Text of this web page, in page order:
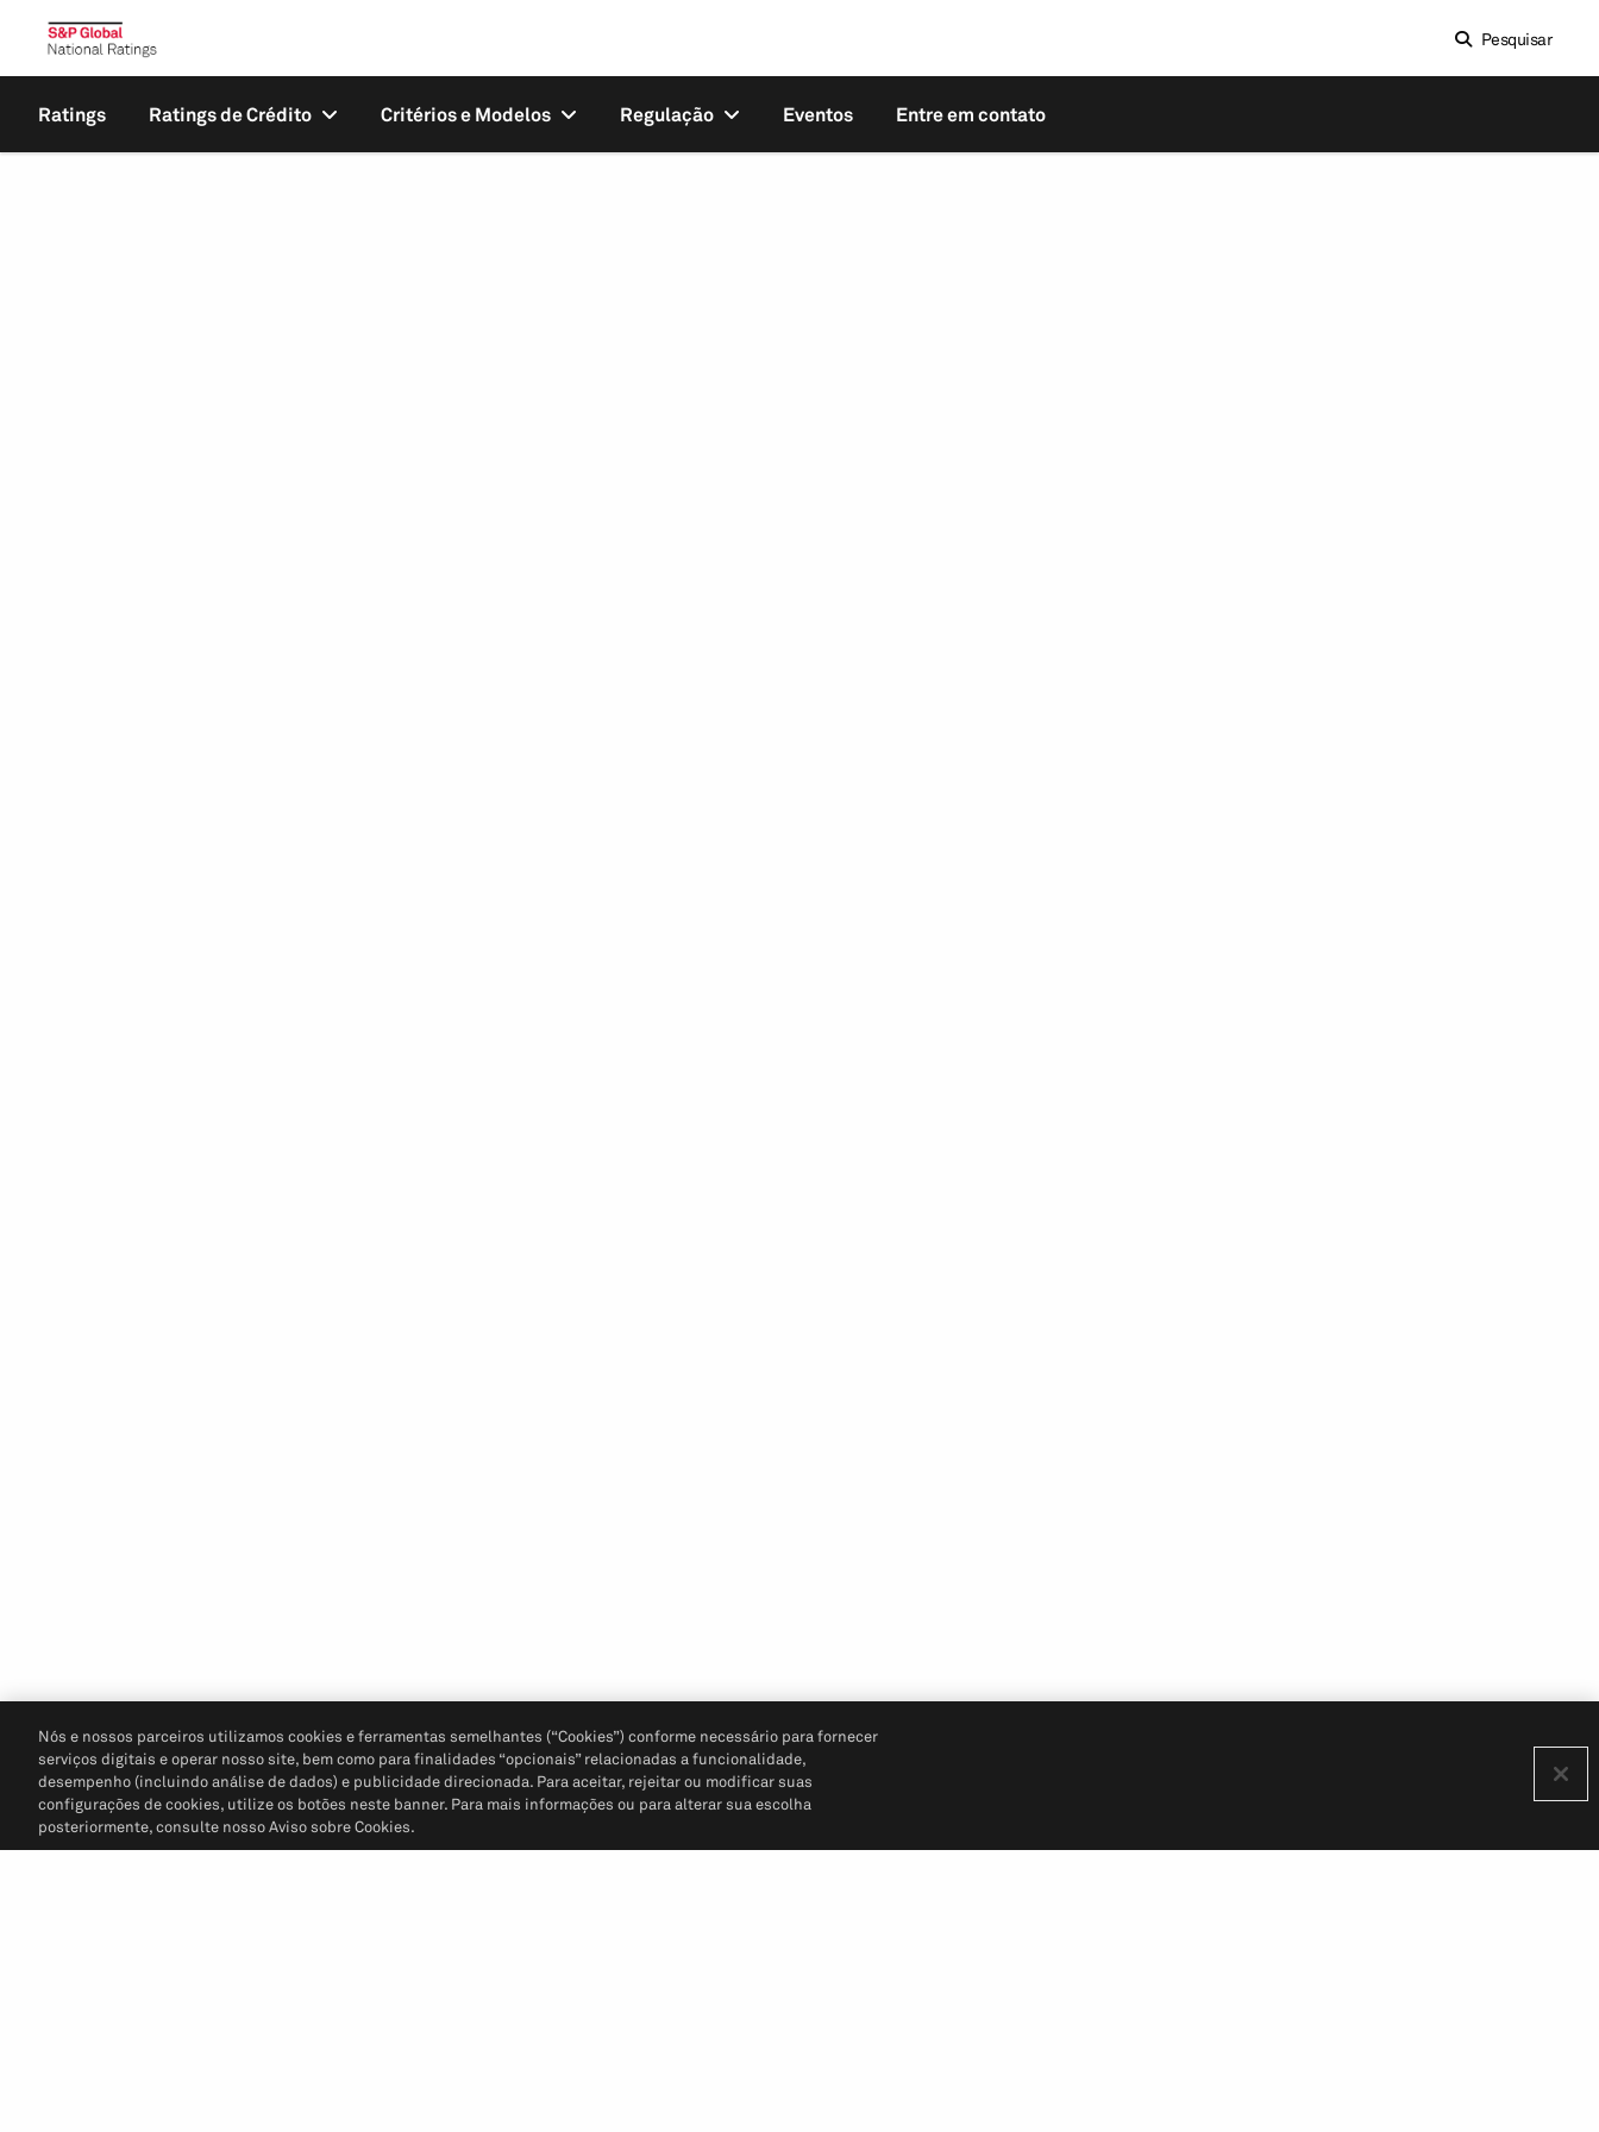
Pesquisar
Ratings Ratings de Crédito Critérios e Modelos Regulação Eventos Entre em contato
Nós e nossos parceiros utilizamos cookies e ferramentas semelhantes (“Cookies”) conforme necessário para fornecer
serviços digitais e operar nosso site, bem como para finalidades “opcionais” relacionadas a funcionalidade,
desempenho (incluindo análise de dados) e publicidade direcionada. Para aceitar, rejeitar ou modificar suas
configurações de cookies, utilize os botões neste banner. Para mais informações ou para alterar sua escolha
posteriormente, consulte nosso Aviso sobre Cookies.